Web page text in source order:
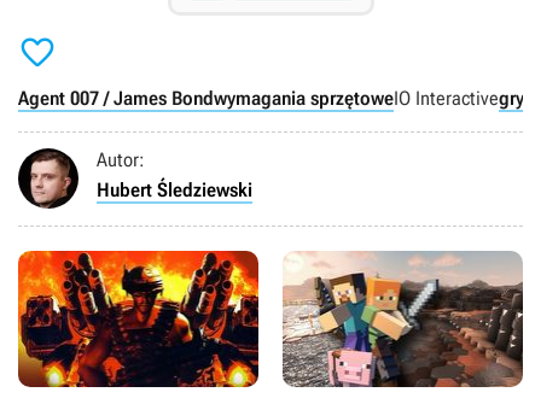

Agent 007 / James Bondwymagania sprzętoweIO Interactivegry
Autor:
Hubert Śledziewski